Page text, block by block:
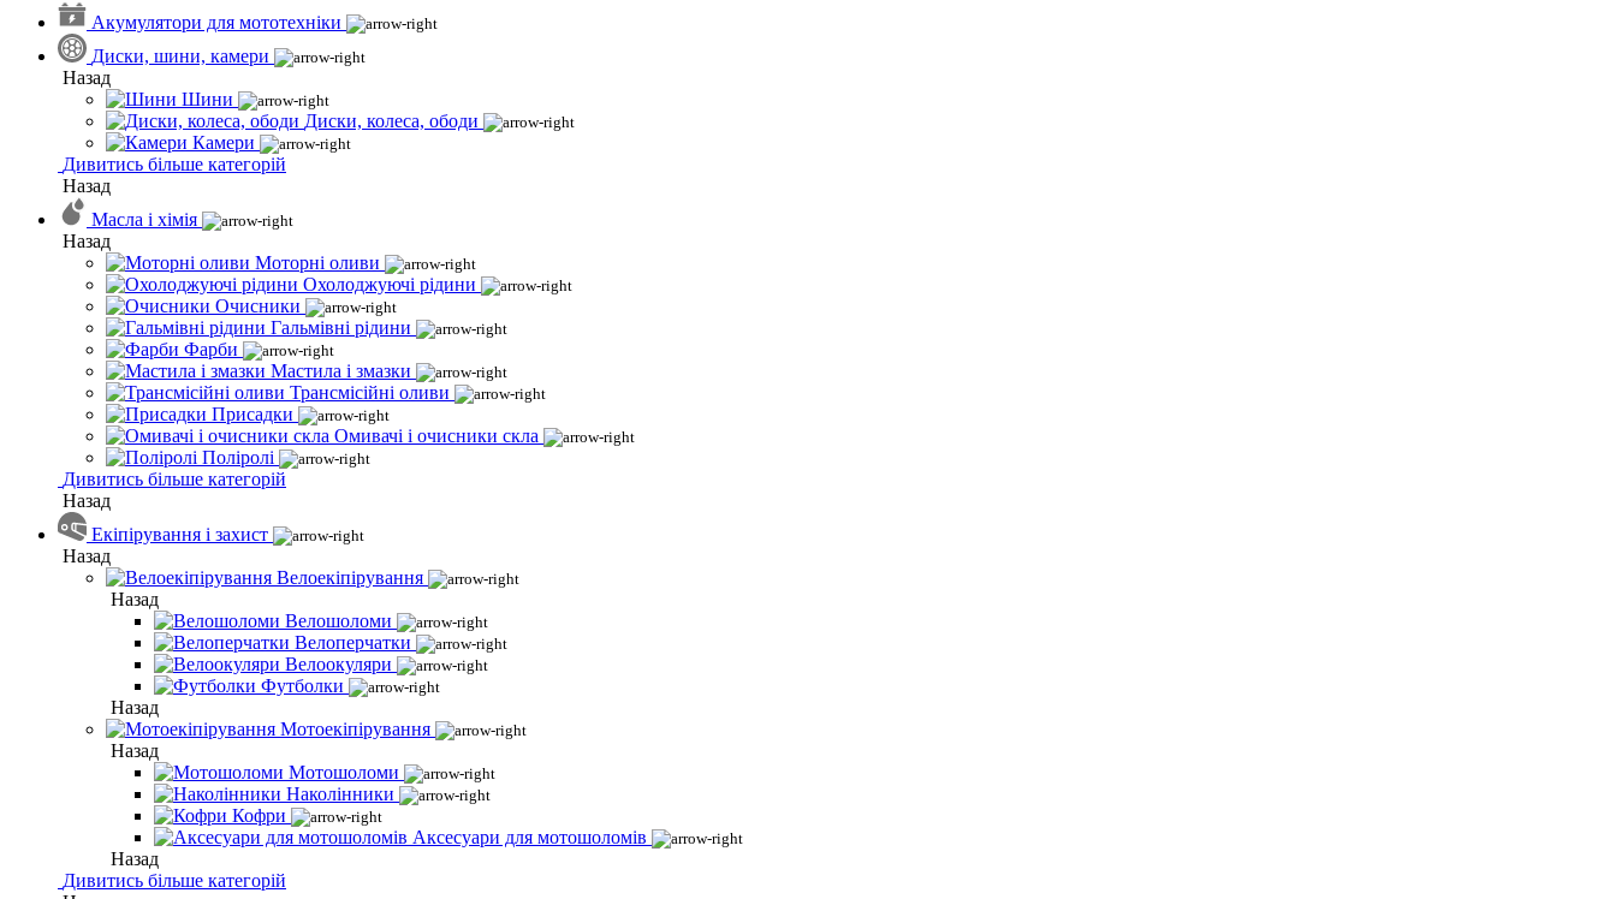
Акумулятори для мототехніки
Диски, шини, камери
Назад
Шини
Диски, колеса, ободи
Камери
Дивитись більше категорій
Назад
Масла і хімія
Назад
Моторні оливи
Охолоджуючі рідини
Очисники
Гальмівні рідини
Фарби
Мастила і змазки
Трансмісійні оливи
Присадки
Омивачі і очисники скла
Поліролі
Дивитись більше категорій
Назад
Екіпірування і захист
Назад
Велоекіпірування
Назад
Велошоломи
Велоперчатки
Велоокуляри
Футболки
Назад
Мотоекіпірування
Назад
Мотошоломи
Наколінники
Кофри
Аксесуари для мотошоломів
Назад
Дивитись більше категорій